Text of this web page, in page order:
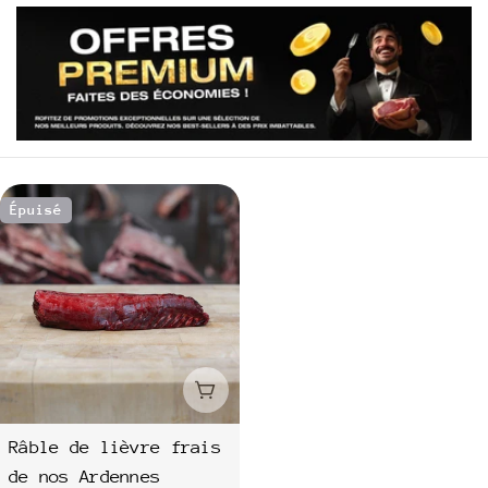
l
l
e
c
t
i
o
n
:
Épuisé
Épuisé
Râble de lièvre frais
de nos Ardennes